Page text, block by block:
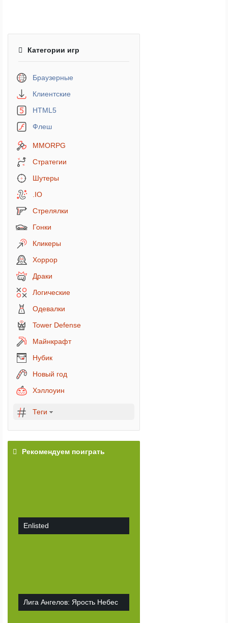
Категории игр
Браузерные
Клиентские
HTML5
Флеш
MMORPG
Стратегии
Шутеры
.IO
Стрелялки
Гонки
Кликеры
Хоррор
Драки
Логические
Одевалки
Tower Defense
Майнкрафт
Нубик
Новый год
Хэллоуин
Теги
Рекомендуем поиграть
Enlisted
Лига Ангелов: Ярость Небес